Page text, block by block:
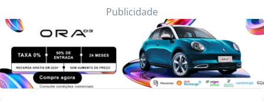
Publicidade